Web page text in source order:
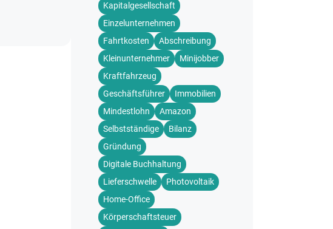
Kapitalgesellschaft
Einzelunternehmen
Fahrtkosten
Abschreibung
Kleinunternehmer
Minijobber
Kraftfahrzeug
Geschäftsführer
Immobilien
Mindestlohn
Amazon
Selbstständige
Bilanz
Gründung
Digitale Buchhaltung
Lieferschwelle
Photovoltaik
Home-Office
Körperschaftsteuer